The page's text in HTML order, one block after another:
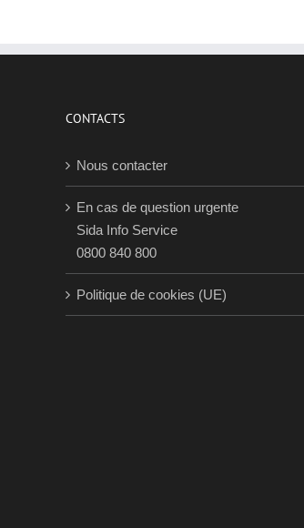
CONTACTS
Nous contacter
En cas de question urgente
Sida Info Service
0800 840 800
Politique de cookies (UE)